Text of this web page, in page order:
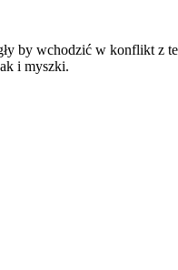
by wchodzić w konflikt z
i myszki.